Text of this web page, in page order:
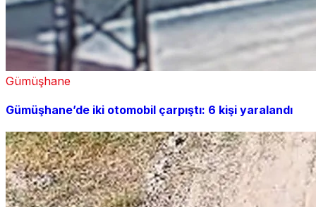
Gümüşhane
Gümüşhane’de iki otomobil çarpıştı: 6 kişi yaralandı